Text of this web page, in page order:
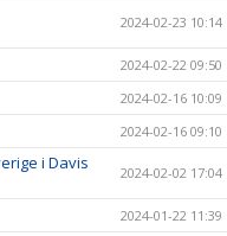
2024-02-23 10:14
2024-02-22 09:50
2024-02-16 10:09
2024-02-16 09:10
i Davis
2024-02-02 17:04
2024-01-22 11:39